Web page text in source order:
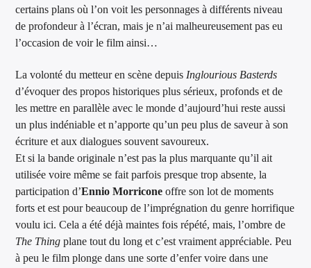
certains plans où l’on voit les personnages à différents niveau
de profondeur à l’écran, mais je n’ai malheureusement pas eu
l’occasion de voir le film ainsi…
La volonté du metteur en scène depuis Inglourious Basterds
d’évoquer des propos historiques plus sérieux, profonds et de
les mettre en parallèle avec le monde d’aujourd’hui reste aussi
un plus indéniable et n’apporte qu’un peu plus de saveur à son
écriture et aux dialogues souvent savoureux.
Et si la bande originale n’est pas la plus marquante qu’il ait
utilisée voire même se fait parfois presque trop absente, la
participation d’Ennio Morricone offre son lot de moments
forts et est pour beaucoup de l’imprégnation du genre horrifique
voulu ici. Cela a été déjà maintes fois répété, mais, l’ombre de
The Thing plane tout du long et c’est vraiment appréciable. Peu
à peu le film plonge dans une sorte d’enfer voire dans une